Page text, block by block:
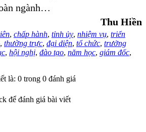
ngành…
Thu Hiền
, chấp hành, tỉnh ủy, nhiệm vụ, triển
, thường trực, đại diện, tổ chức, trưởng
, hội nghị, đào tạo, năm học, giám đốc,
là: 0 trong 0 đánh giá
để đánh giá bài viết